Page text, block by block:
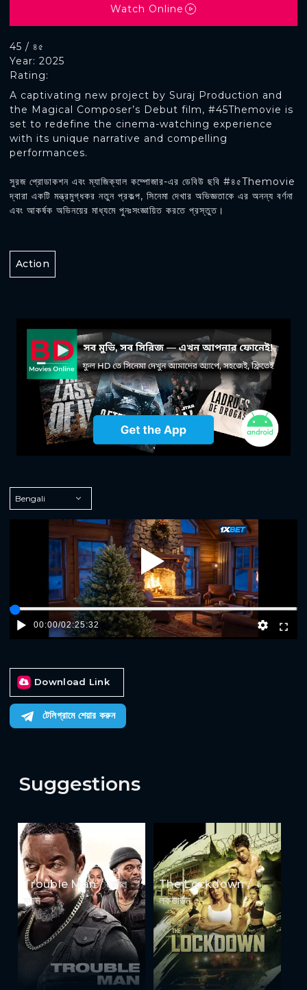
45 / ৪৫
Rating:
Year: 2025
A captivating new project by Suraj Production and
the Magical Composer’s Debut film, #45Themovie is
set to redefine the cinema-watching experience
with its unique narrative and compelling
performances.
সুরজ প্রোডাকশন এবং ম্যাজিক্যাল কম্পোজার-এর ডেবিউ ছবি #৪৫Themovie
দ্বারা একটি মন্ত্রমুগ্ধকর নতুন প্রকল্প, সিনেমা দেখার অভিজ্ঞতাকে এর অনন্য বর্ণনা
এবং আকর্ষক অভিনয়ের মাধ্যমে পুনঃসংজ্ঞায়িত করতে প্রস্তুত।
Watch Online
Action
Play
00:00/02:25:32
Download Link
টেলিগ্রামে শেয়ার করুন
Suggestions
Trouble Man / ট্রাবল
ম্যান
The Lockdown /
লকডাউন